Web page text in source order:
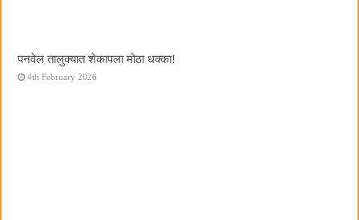
पनवेल तालुक्यात शेकापला मोठा धक्का!
4th February 2026